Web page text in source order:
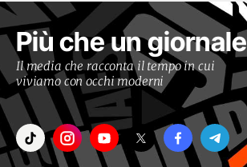
Più che un giornale
Il media che racconta il tempo in cui
viviamo con occhi moderni